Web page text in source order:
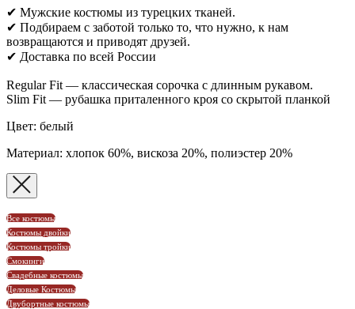
✔ Мужские костюмы из турецких тканей.
✔ Подбираем с заботой только то, что нужно, к нам
возвращаются и приводят друзей.
✔ Доставка по всей России
Regular Fit — классическая сорочка с длинным рукавом.
Slim Fit — рубашка приталенного кроя со скрытой планкой
Цвет: белый
Материал: хлопок 60%, вискоза 20%, полиэстер 20%
Все костюмы
Костюмы двойки
Костюмы тройки
Смокинги
Свадебные костюмы
Деловые Костюмы
Двубортные костюмы